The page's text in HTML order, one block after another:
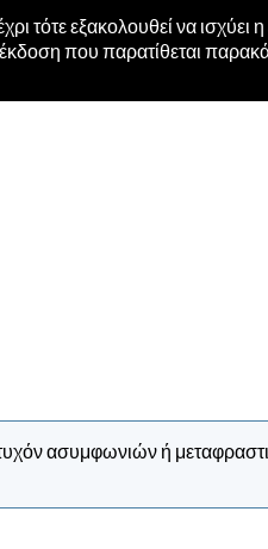
τότε εξακολουθεί να
που παρατίθεται
τυχόν ασυμφωνιών ή